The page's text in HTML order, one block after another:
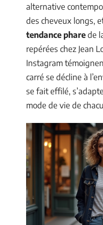
alternative
des cheveux longs,
tendance pharede
repérées chez Jean
Instagram
carré se décline à
se fait effilé,
mode de vie de